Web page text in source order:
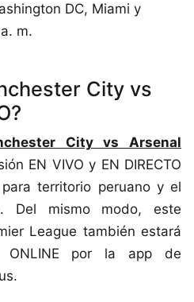
DC, Miami y
m.
City vs
City vs Arsenal
EN VIVO y EN DIRECTO
para territorio peruano y el
Del mismo modo, este
League también estará
ONLINE por la app de